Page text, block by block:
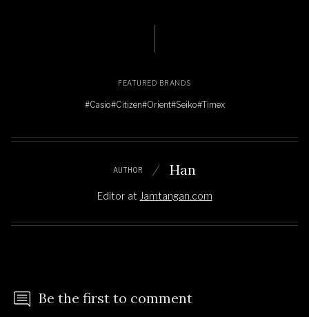
FEATURED BRANDS
#Casio#Citizen#Orient#Seiko#Timex
AUTHOR Han
Editor at Jamtangan.com
Be the first to comment